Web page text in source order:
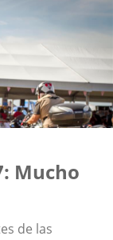
Mucho
de las